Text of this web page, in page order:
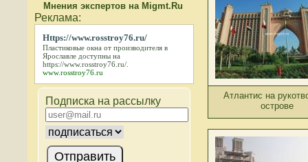
Мнения экспертов на Migmt.Ru
Https://www.rosstroy76.ru/
Пластиковые окна от производителя в
Ярославле доступны на
https://www.rosstroy76.ru/.
www.rosstroy76.ru
Подписка на рассылку
Атлантис на
острове